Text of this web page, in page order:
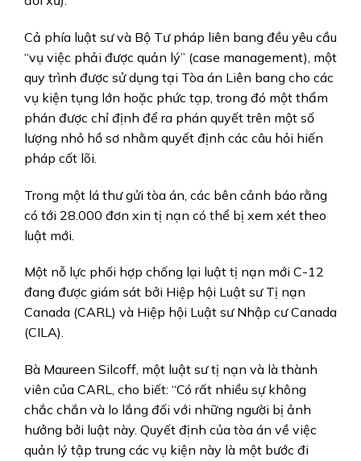
Cả phía luật sư và Bộ Tư pháp liên bang đều yêu cầu
“vụ việc phải được quản lý” (case management), một
quy trình được sử dụng tại Tòa án Liên bang cho các
vụ kiện tụng lớn hoặc phức tạp, trong đó một thẩm
phán được chỉ định để ra phán quyết trên một số
lượng nhỏ hồ sơ nhằm quyết định các câu hỏi hiến
pháp cốt lõi.
Trong một lá thư gửi tòa án, các bên cảnh báo rằng
có tới 28.000 đơn xin tị nạn có thể bị xem xét theo
luật mới.
Một nỗ lực phối hợp chống lại luật tị nạn mới C-12
đang được giám sát bởi Hiệp hội Luật sư Tị nạn
Canada (CARL) và Hiệp hội Luật sư Nhập cư Canada
(CILA).
Bà Maureen Silcoff, một luật sư tị nạn và là thành
viên của CARL, cho biết: “Có rất nhiều sự không
chắc chắn và lo lắng đối với những người bị ảnh
hưởng bởi luật này. Quyết định của tòa án về việc
quản lý tập trung các vụ kiện này là một bước đi